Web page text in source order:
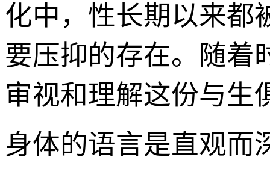
化中，性长期以来都
要压抑的存在。随着
审视和理解这份与生
身体的语言是直观而